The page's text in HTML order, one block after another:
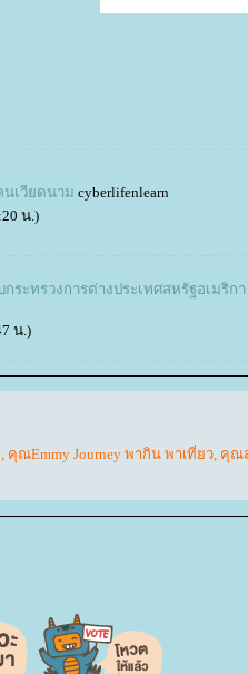
นเวียดนาม cyberlifenlearn
น.)
ระทรวงการต่างประเทศสหรัฐอเมริกา
น.)
, คุณEmmy Journey พากิน พาเที่ยว, คุณ